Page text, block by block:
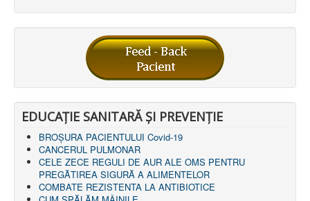
INFORMAŢII CONTACT
RUTE ACCES
RELAȚIA CU MASS-MEDIA
PURTĂTOR DE CUVÂNT
REGULI ACCES MASS-MEDIA
COMUNICATE
HARTĂ SITE
PROGRAMARE ONLINE
EDUCAȚIE SANITARĂ ȘI PREVENȚIE
BROȘURA PACIENTULUI Covid-19
CANCERUL PULMONAR
CELE ZECE REGULI DE AUR ALE OMS PENTRU
PREGĂTIREA SIGURĂ A ALIMENTELOR
COMBATE REZISTENTA LA ANTIBIOTICE